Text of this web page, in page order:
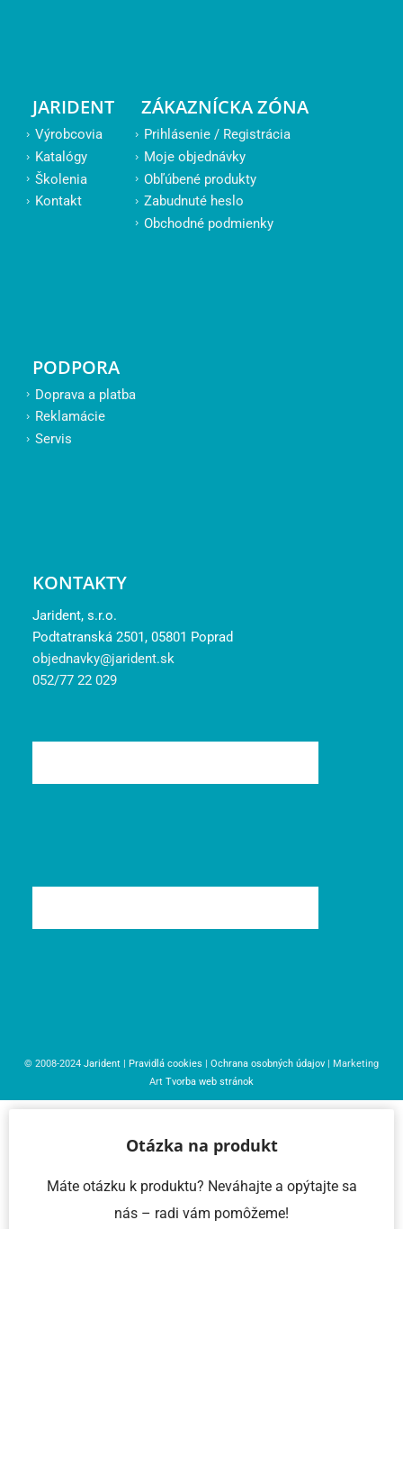
JARIDENT
Výrobcovia
Katalógy
Školenia
Kontakt
ZÁKAZNÍCKA ZÓNA
Prihlásenie / Registrácia
Moje objednávky
Obľúbené produkty
Zabudnuté heslo
Obchodné podmienky
PODPORA
Doprava a platba
Reklamácie
Servis
KONTAKTY
Jarident, s.r.o.
Podtatranská 2501, 05801 Poprad
objednavky@jarident.sk
052/77 22 029
© 2008-2024 Jarident | Pravidlá cookies | Ochrana osobných údajov | Marketing
Art Tvorba web stránok
Otázka na produkt
Máte otázku k produktu? Neváhajte a opýtajte sa
nás – radi vám pomôžeme!